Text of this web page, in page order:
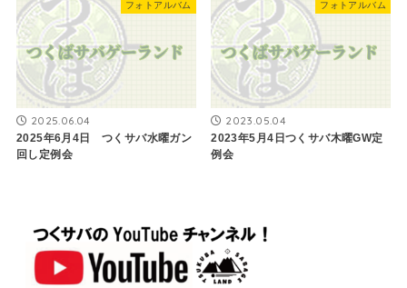
フォトアルバム
2025.06.04
2025年6月4日 つくサバ水曜ガン
回し定例会
フォトアルバム
2023.05.04
2023年5月4日つくサバ木曜GW定
例会